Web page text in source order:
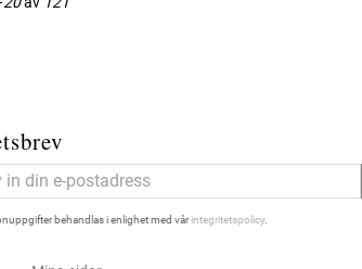
behandlas i enlighet med vårintegritetspolicy.